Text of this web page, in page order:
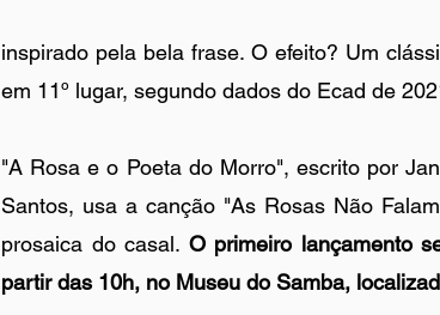
inspirado pela bela frase. O efeito? Um
em 11º lugar, segundo dados do Ecad de
"A Rosa e o Poeta do Morro", escrito por
Santos, usa a canção "As Rosas Não
prosaica do casal. O primeiro lançamento
partir das 10h, no Museu do Samba,